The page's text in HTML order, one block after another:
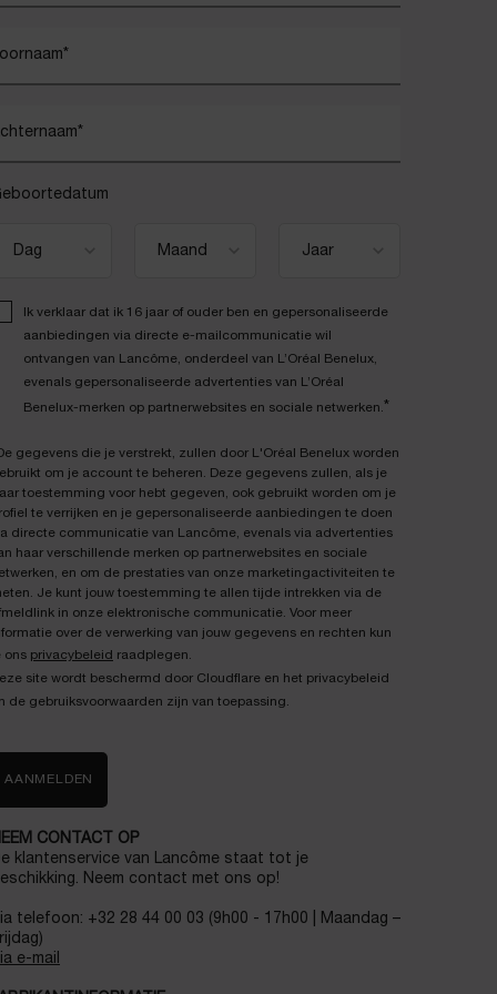
*
*
Ik verklaar dat ik 16 jaar of ouder ben en gepersonaliseerde
aanbiedingen via directe e-mailcommunicatie wil
ontvangen van Lancôme, onderdeel van L’Oréal Benelux,
evenals gepersonaliseerde advertenties van L’Oréal
Benelux-merken op partnerwebsites en sociale netwerken.*
gegevens die je verstrekt, zullen door L'Oréal Benelux worden
om je account te beheren. Deze gegevens zullen, als je
toestemming voor hebt gegeven, ook gebruikt worden om je
te verrijken en je gepersonaliseerde aanbiedingen te doen
directe communicatie van Lancôme, evenals via advertenties
haar verschillende merken op partnerwebsites en sociale
en om de prestaties van onze marketingactiviteiten te
Je kunt jouw toestemming te allen tijde intrekken via de
in onze elektronische communicatie. Voor meer
over de verwerking van jouw gegevens en rechten kun
ons privacybeleid raadplegen.
site wordt beschermd door Cloudflare en het privacybeleid
de gebruiksvoorwaarden zijn van toepassing.
AANMELDEN
CONTACT OP
klantenservice van Lancôme staat tot je
Neem contact met ons op!
telefoon: +32 28 44 00 03 (9h00 - 17h00 | Maandag –
e-mail